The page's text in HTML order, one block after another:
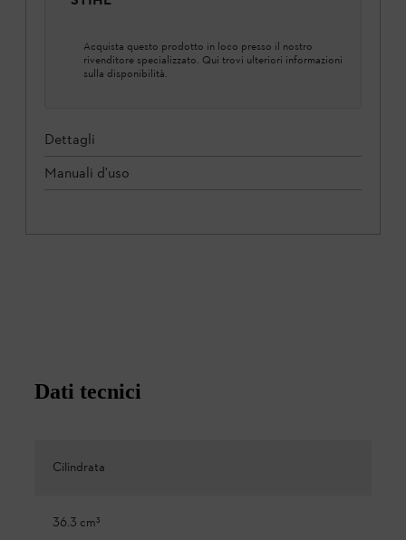
Acquista questo prodotto in loco presso il nostro
rivenditore specializzato. Qui trovi ulteriori informazioni
sulla disponibilità.
Dettagli
Manuali d'uso
Dati tecnici
Cilindrata
36.3 cm³